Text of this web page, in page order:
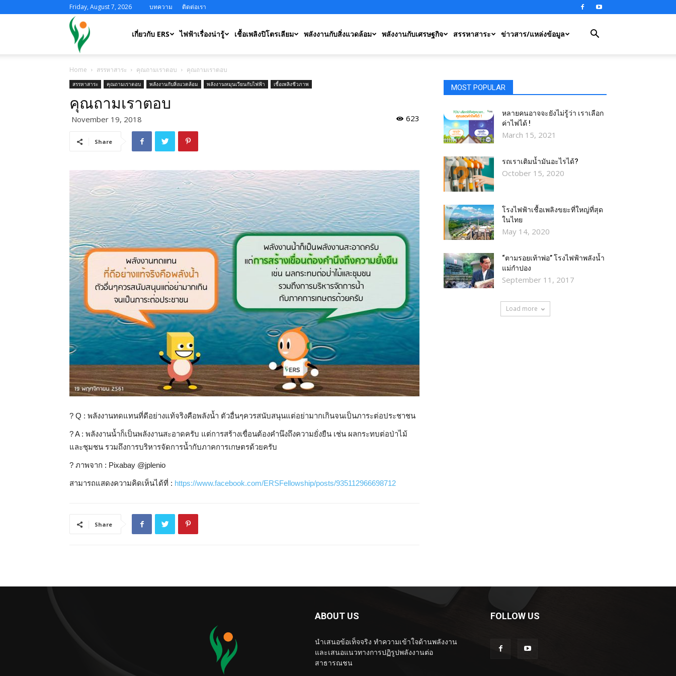
Friday, August 7, 2026 บทความ ติดต่อเรา
ERS เกี่ยวกับ ERS ไฟฟ้าเรื่องน่ารู้ เชื้อเพลิงปิโตรเลียม พลังงานกับสิ่งแวดล้อม พลังงานกับเศรษฐกิจ สรรหาสาระ ข่าวสาร/แหล่งข้อมูล
Home สรรหาสาระ คุณถามเราตอบ คุณถามเราตอบ
สรรหาสาระ คุณถามเราตอบ พลังงานกับสิ่งแวดล้อม พลังงานหมุนเวียนกับไฟฟ้า เชื้อเพลิงชีวภาพ
คุณถามเราตอบ
November 19, 2018 623
Share
? Q : พลังงานทดแทนที่ดีอย่างแท้จริงคือพลังน้ำ ตัวอื่นๆควรสนับสนุนแต่อย่ามากเกินจนเป็นภาระต่อประชาชน
? A : พลังงานน้ำก็เป็นพลังงานสะอาดครับ แต่การสร้างเขื่อนต้องคำนึงถึงความยั่งยืน เช่น ผลกระทบต่อป่าไม้
และชุมชน รวมถึงการบริหารจัดการน้ำกับภาคการเกษตรด้วยครับ
?️ ภาพจาก : Pixabay @jplenio
สามารถแสดงความคิดเห็นได้ที่ : https://www.facebook.com/ERSFellowship/posts/935112966698712
Share
MOST POPULAR
หลายคนอาจจะยังไม่รู้ว่า เราเลือก
ค่าไฟได้ !
March 15, 2021
รถเราเติมน้ำมันอะไรได้?​
October 15, 2020
โรงไฟฟ้าเชื้อเพลิงขยะที่ใหญ่ที่สุด
ในไทย
May 14, 2020
“ตามรอยเท้าพ่อ” โรงไฟฟ้าพลังน้ำ
แม่กำปอง
September 11, 2017
Load more
ABOUT US
นำเสนอข้อเท็จจริง ทำความเข้าใจด้านพลังงาน
และเสนอแนวทางการปฏิรูปพลังงานต่อ
สาธารณชน
FOLLOW US